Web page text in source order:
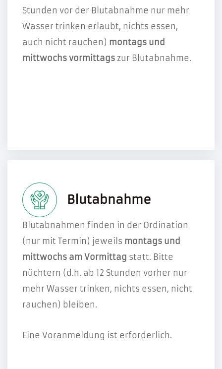
Stunden vor der Blutabnahme nur mehr
Wasser trinken erlaubt, nichts essen,
auch nicht rauchen) montags und
mittwochs vormittags zur Blutabnahme.
Blutabnahme
Blutabnahmen finden in der Ordination
(nur mit Termin) jeweils montags und
mittwochs am Vormittag statt. Bitte
nüchtern (d.h. ab 12 Stunden vorher nur
mehr Wasser trinken, nichts essen, nicht
rauchen) bleiben.
Eine Voranmeldung ist erforderlich.